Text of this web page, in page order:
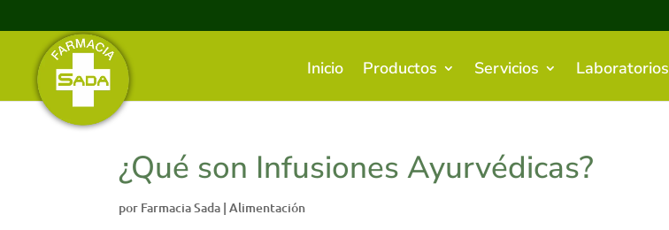
Inicio Productos Servicios Laboratorios
¿Qué son Infusiones Ayurvédicas?
por Farmacia Sada |Alimentación